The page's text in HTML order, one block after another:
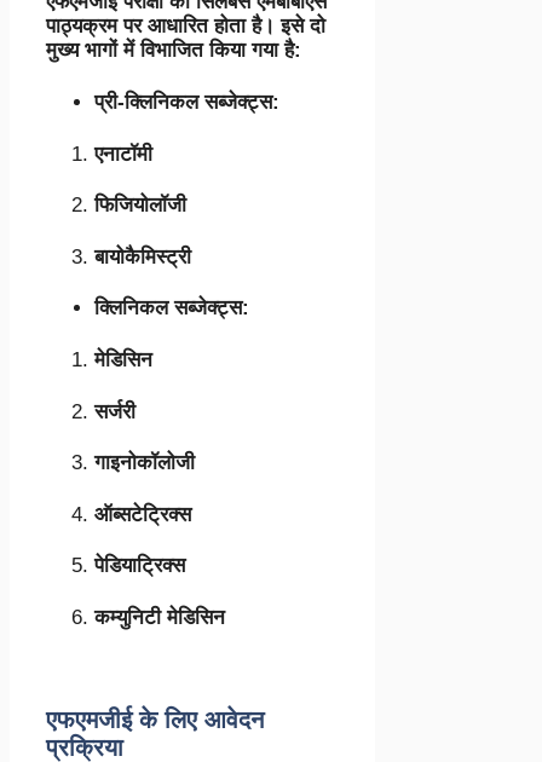
पाठ्यक्रम पर आधारित होता है। इसे दो
मुख्य भागों में विभाजित किया गया है:
प्री-क्लिनिकल सब्जेक्ट्स:
एनाटॉमी
फिजियोलॉजी
बायोकैमिस्ट्री
क्लिनिकल सब्जेक्ट्स:
मेडिसिन
सर्जरी
गाइनोकॉलोजी
ऑब्सटेट्रिक्स
पेडियाट्रिक्स
कम्युनिटी मेडिसिन
एफएमजीई के लिए आवेदन
प्रक्रिया